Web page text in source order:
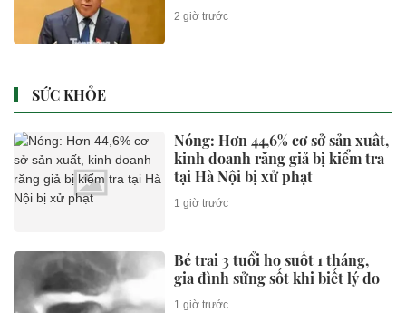
2 giờ trước
SỨC KHỎE
Nóng: Hơn 44,6% cơ sở sản xuất,
kinh doanh răng giả bị kiểm tra
tại Hà Nội bị xử phạt
1 giờ trước
Bé trai 3 tuổi ho suốt 1 tháng,
gia đình sửng sốt khi biết lý do
1 giờ trước